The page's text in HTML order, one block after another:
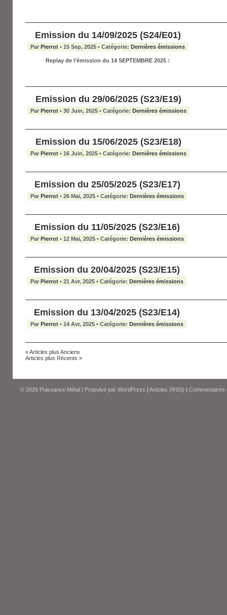
Emission du 14/09/2025 (S24/E01)
Par Pierrot • 15 Sep, 2025 • Catégorie: Dernières émissions
Replay de l’émission du 14 SEPTEMBRE 2025 :
Emission du 29/06/2025 (S23/E19)
Par Pierrot • 30 Juin, 2025 • Catégorie: Dernières émissions
Emission du 15/06/2025 (S23/E18)
Par Pierrot • 16 Juin, 2025 • Catégorie: Dernières émissions
Emission du 25/05/2025 (S23/E17)
Par Pierrot • 26 Mai, 2025 • Catégorie: Dernières émissions
Emission du 11/05/2025 (S23/E16)
Par Pierrot • 12 Mai, 2025 • Catégorie: Dernières émissions
Emission du 20/04/2025 (S23/E15)
Par Pierrot • 21 Avr, 2025 • Catégorie: Dernières émissions
Emission du 13/04/2025 (S23/E14)
Par Pierrot • 14 Avr, 2025 • Catégorie: Dernières émissions
« Articles plus Anciens
Articles plus Récents »
© 2026 Puissance Métal | Propulsé par WordPress | Articles (RSS) | Commentaires